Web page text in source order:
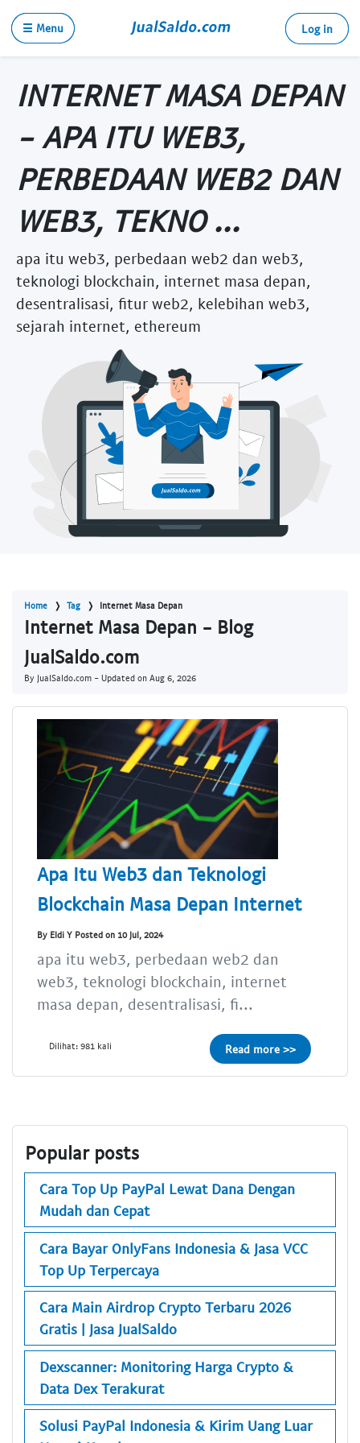
☰ Menu Log in
INTERNET MASA DEPAN
- APA ITU WEB3,
PERBEDAAN WEB2 DAN
WEB3, TEKNO ...
apa itu web3, perbedaan web2 dan web3,
teknologi blockchain, internet masa depan,
desentralisasi, fitur web2, kelebihan web3,
sejarah internet, ethereum
Home Tag Internet Masa Depan
Internet Masa Depan - Blog
JualSaldo.com
By JualSaldo.com - Updated on Aug 6, 2026
Apa Itu Web3 dan Teknologi
Blockchain Masa Depan Internet
By Eldi Y Posted on 10 Jul, 2024
apa itu web3, perbedaan web2 dan
web3, teknologi blockchain, internet
masa depan, desentralisasi, fi...
Dilihat: 981 kali Read more >>
Popular posts
Cara Top Up PayPal Lewat Dana Dengan
Mudah dan Cepat
Cara Bayar OnlyFans Indonesia & Jasa VCC
Top Up Terpercaya
Cara Main Airdrop Crypto Terbaru 2026
Gratis | Jasa JualSaldo
Dexscanner: Monitoring Harga Crypto &
Data Dex Terakurat
Solusi PayPal Indonesia & Kirim Uang Luar